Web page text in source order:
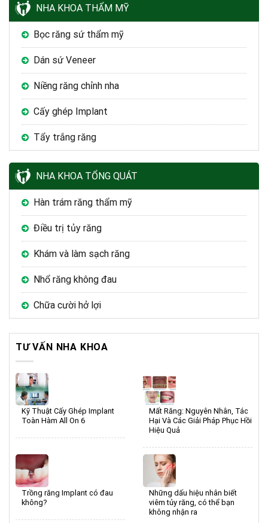
NHA KHOA THẨM MỸ
Bọc răng sứ thẩm mỹ
Dán sứ Veneer
Niềng răng chỉnh nha
Cấy ghép Implant
Tẩy trắng răng
NHA KHOA TỔNG QUÁT
Hàn trám răng thẩm mỹ
Điều trị tủy răng
Khám và làm sạch răng
Nhổ răng không đau
Chữa cười hở lợi
TƯ VẤN NHA KHOA
Kỹ Thuật Cấy Ghép Implant
Toàn Hàm All On 6
Mất Răng: Nguyên Nhân, Tác
Hại Và Các Giải Pháp Phục Hồi
Hiệu Quả
Trồng răng Implant có đau
không?
Những dấu hiệu nhân biết
viêm tủy răng, có thể bạn
không nhận ra